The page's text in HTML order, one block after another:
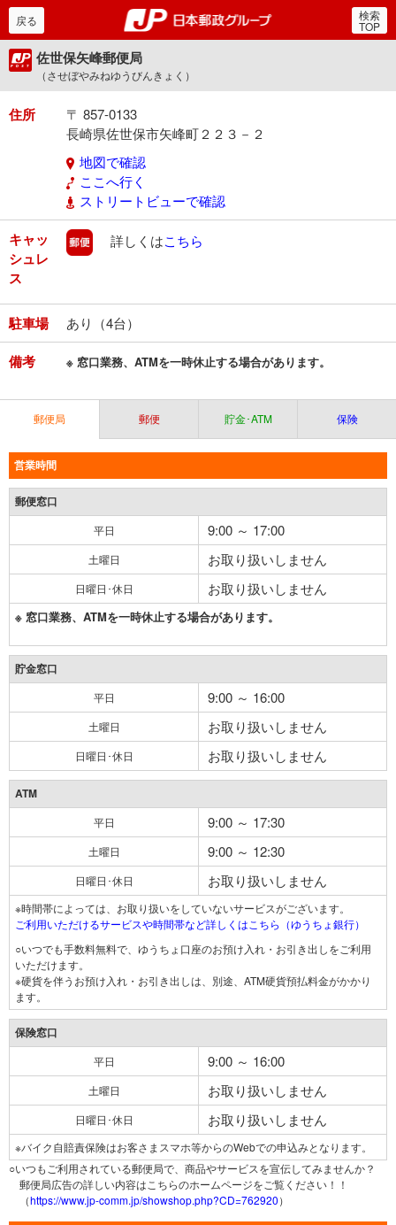
郵便局・日本郵政グルー
戻る 検索
TOP
佐世保矢峰郵便局
（させぼやみねゆうびんきょく）
住所
〒 857-0133
長崎県佐世保市矢峰町２２３－２
地図で確認
ここへ行く
ストリートビューで確認
キャッ
シュレ
ス
郵便
詳しくはこちら
駐車場 あり（4台）
備考 ※ 窓口業務、ATMを一時休止する場合があります。
郵便局 郵便 貯金･ATM 保険
営業時間
郵便窓口
平日 9:00 ～ 17:00
土曜日 お取り扱いしません
日曜日･休日 お取り扱いしません
※ 窓口業務、ATMを一時休止する場合があります。
貯金窓口
平日 9:00 ～ 16:00
土曜日 お取り扱いしません
日曜日･休日 お取り扱いしません
ATM
平日 9:00 ～ 17:30
土曜日 9:00 ～ 12:30
日曜日･休日 お取り扱いしません
※時間帯によっては、お取り扱いをしていないサービスがございます。
ご利用いただけるサービスや時間帯など詳しくはこちら（ゆうちょ銀行）
○いつでも手数料無料で、ゆうちょ口座のお預け入れ・お引き出しをご利用
いただけます。
※硬貨を伴うお預け入れ・お引き出しは、別途、ATM硬貨預払料金がかかり
ます。
保険窓口
平日 9:00 ～ 16:00
土曜日 お取り扱いしません
日曜日･休日 お取り扱いしません
※バイク自賠責保険はお客さまスマホ等からのWebでの申込みとなります。
○いつもご利用されている郵便局で、商品やサービスを宣伝してみませんか？
郵便局広告の詳しい内容はこちらのホームページをご覧ください！！
（https://www.jp-comm.jp/showshop.php?CD=762920）